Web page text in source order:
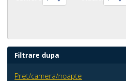
Filtrare dupa
Pret/camera/noapte